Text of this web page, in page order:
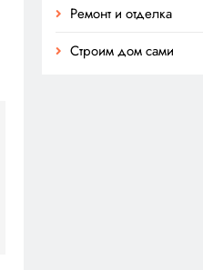
Ремонт и отделка
Строим дом сами